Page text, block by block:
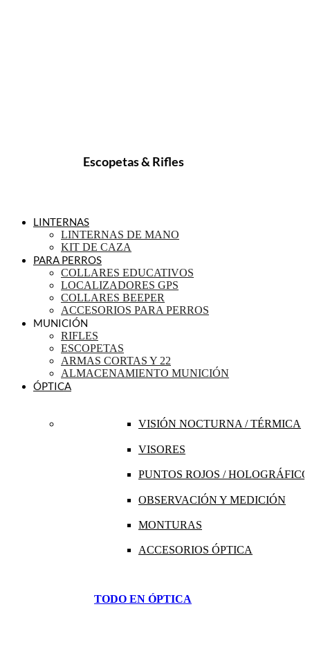
Escopetas & Rifles
LINTERNAS
LINTERNAS DE MANO
KIT DE CAZA
PARA PERROS
COLLARES EDUCATIVOS
LOCALIZADORES GPS
COLLARES BEEPER
ACCESORIOS PARA PERROS
MUNICIÓN
RIFLES
ESCOPETAS
ARMAS CORTAS Y 22
ALMACENAMIENTO MUNICIÓN
ÓPTICA
VISIÓN NOCTURNA / TÉRMICA
VISORES
PUNTOS ROJOS /
OBSERVACIÓN Y MEDICIÓN
MONTURAS
ACCESORIOS ÓPTICA
TODO EN ÓPTICA